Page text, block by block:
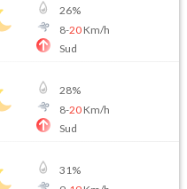
26%
8-20Km/h
Sud
28%
8-20Km/h
Sud
31%